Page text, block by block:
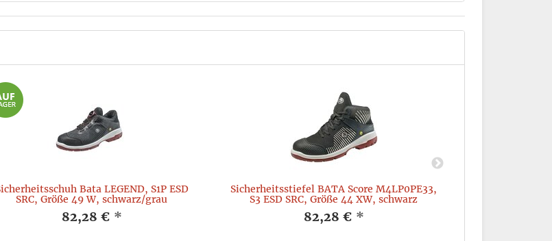
Bata LEGEND, S1P ESD
SRC, Größe 49 W, schwarz/grau
82,28 € *
Sicherheitsstiefel BATA Score M4LP0PE33,
S3 ESD SRC, Größe 44 XW, schwarz
82,28 € *